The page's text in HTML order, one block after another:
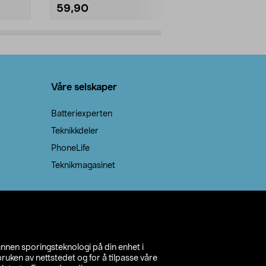
sporingsteknologi på din enhet i
av nettstedet og for å tilpasse våre
59,90
Våre selskaper
Batteriexperten
Teknikkdeler
PhoneLife
Teknikmagasinet